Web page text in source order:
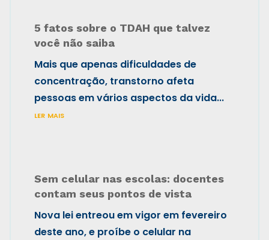
5 fatos sobre o TDAH que talvez
você não saiba
Mais que apenas dificuldades de
concentração, transtorno afeta
pessoas em vários aspectos da vida...
ler mais
Sem celular nas escolas: docentes
contam seus pontos de vista
Nova lei entreou em vigor em fevereiro
deste ano, e proíbe o celular na